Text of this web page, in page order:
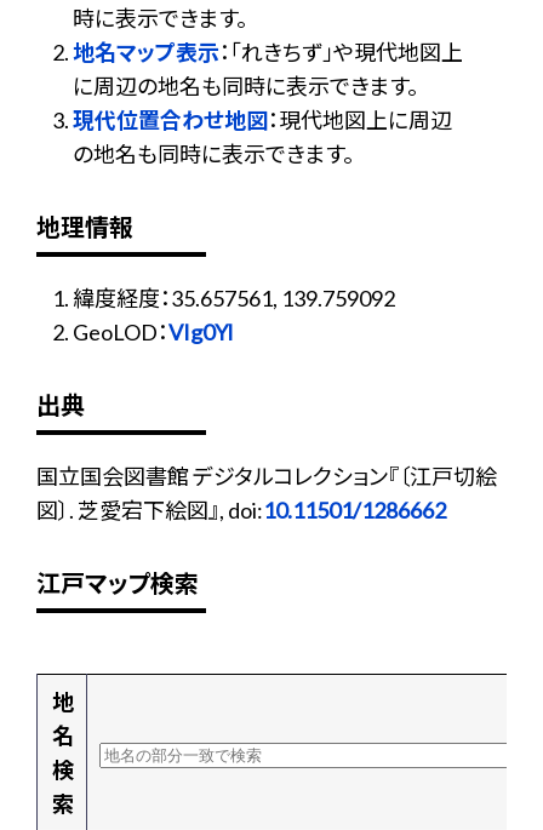
時に表示できます。
地名マップ表示：「れきちず」や現代地図上
に周辺の地名も同時に表示できます。
現代位置合わせ地図：現代地図上に周辺
の地名も同時に表示できます。
地理情報
緯度経度：35.657561, 139.759092
GeoLOD：VIg0Yl
出典
国立国会図書館 デジタルコレクション『〔江戸切絵
図〕. 芝愛宕下絵図』, doi:10.11501/1286662
江戸マップ検索
地
名
検
索